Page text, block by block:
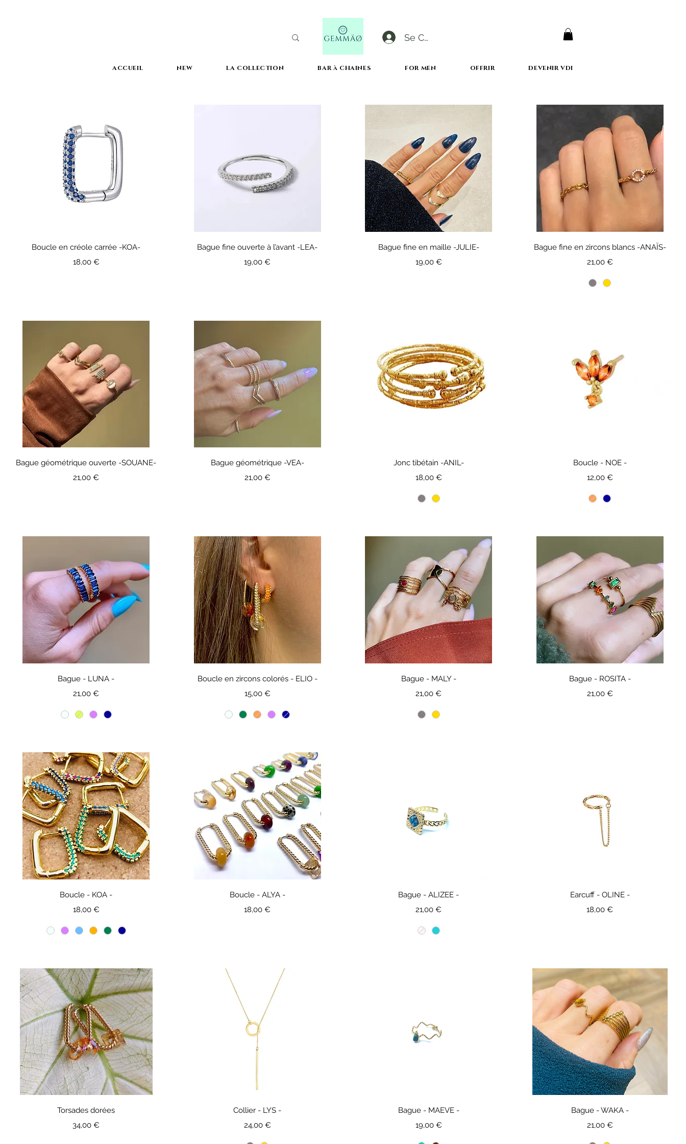
Se Connecter
ACCUEIL NEW LA COLLECTION BAR à CHAINES FOR MEN OFFRIR DEVENIR VDI
Boucle en créole carrée -KOA-
Prix
18,00 €
Bague fine ouverte à l’avant -LEA-
Prix
19,00 €
Bague fine en maille -JULIE-
Prix
19,00 €
Bague fine en zircons blancs -ANAÏS-
Prix
21,00 €
Bague géométrique ouverte -SOUANE-
Prix
21,00 €
Bague géométrique -VEA-
Prix
21,00 €
Jonc tibétain -ANIL-
Prix
18,00 €
Boucle - NOE -
Prix
12,00 €
Bague - LUNA -
Prix
21,00 €
Boucle en zircons colorés - ELIO -
Prix
15,00 €
Bague - MALY -
Prix
21,00 €
Bague - ROSITA -
Prix
21,00 €
Boucle - KOA -
Prix
18,00 €
Boucle - ALYA -
Prix
18,00 €
Bague - ALIZEE -
Prix
21,00 €
Earcuff - OLINE -
Prix
18,00 €
Torsades dorées
Prix
34,00 €
Collier - LYS -
Prix
24,00 €
Bague - MAEVE -
Prix
19,00 €
Bague - WAKA -
Prix
21,00 €